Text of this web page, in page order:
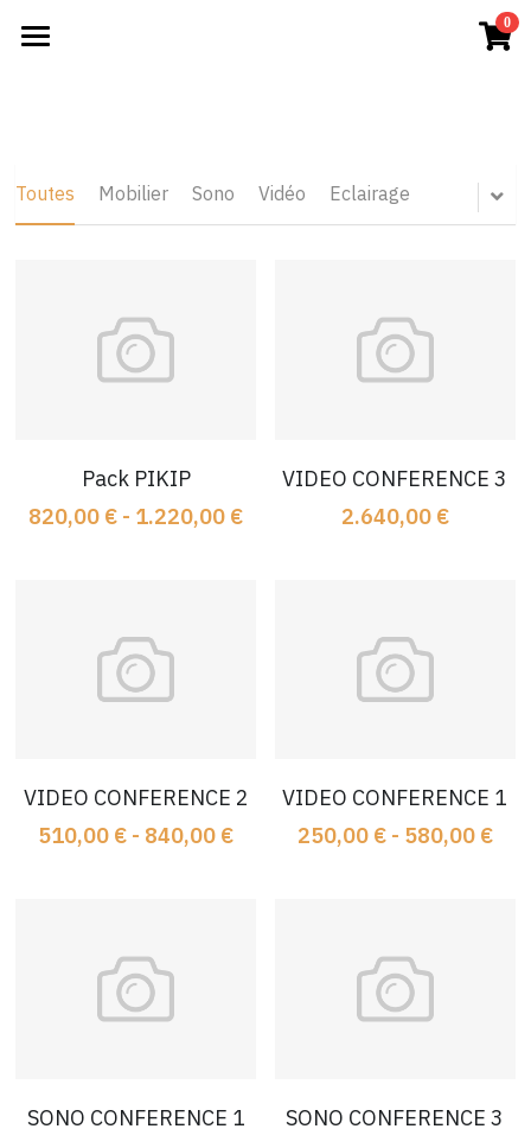
0
CONFERENCES
Connexion
Toutes Mobilier Sono Vidéo Eclairage
Pack PIKIP
820,00 € - 1.220,00 €
VIDEO CONFERENCE 3
2.640,00 €
VIDEO CONFERENCE 2
510,00 € - 840,00 €
VIDEO CONFERENCE 1
250,00 € - 580,00 €
SONO CONFERENCE 1
SONO CONFERENCE 3
×
Vidéo Soirée
Eclairage Soirée
Eclairage Concert
Concert 3
Concert 1
Soirée 3
Soirée 1
Conférence 3
Conférence 1